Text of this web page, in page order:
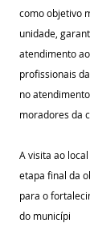
como objetivo
unidade,
atendimento
profissionais
no
moradores da
A visita ao
etapa final da
para o
do municípi